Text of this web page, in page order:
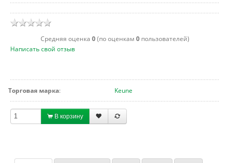
Cредняя оценка 0(по оценкам 0 пользователей)
Написать свой отзыв
Торговая марка: Keune
В корзину